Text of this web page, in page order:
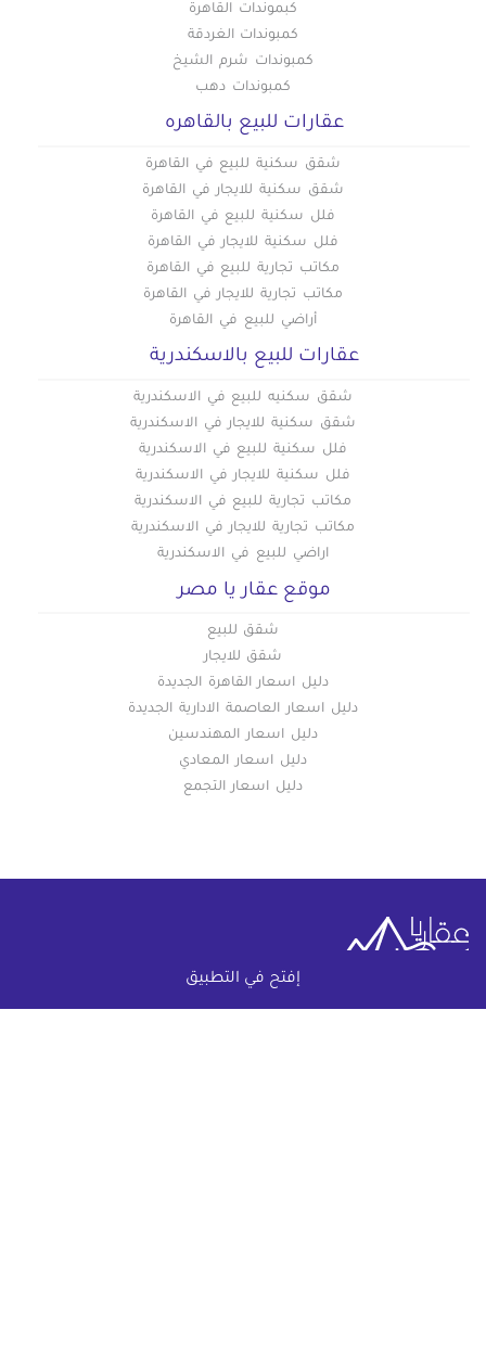
إفتح في التطبيق
كبموندات القاهرة
كمبوندات الغردقة
كمبوندات شرم الشيخ
كمبوندات دهب
عقارات للبيع بالقاهره
شقق سكنية للبيع في القاهرة
شقق سكنية للايجار في القاهرة
فلل سكنية للبيع في القاهرة
فلل سكنية للايجار في القاهرة
مكاتب تجارية للبيع في القاهرة
مكاتب تجارية للايجار في القاهرة
أراضي للبيع في القاهرة
عقارات للبيع بالاسكندرية
شقق سكنيه للبيع في الاسكندرية
شقق سكنية للايجار في الاسكندرية
فلل سكنية للبيع في الاسكندرية
فلل سكنية للايجار في الاسكندرية
مكاتب تجارية للبيع في الاسكندرية
مكاتب تجارية للايجار في الاسكندرية
اراضي للبيع في الاسكندرية
موقع عقار يا مصر
شقق للبيع
شقق للايجار
دليل اسعار القاهرة الجديدة
دليل اسعار العاصمة الادارية الجديدة
دليل اسعار المهندسين
دليل اسعار المعادي
دليل اسعار التجمع